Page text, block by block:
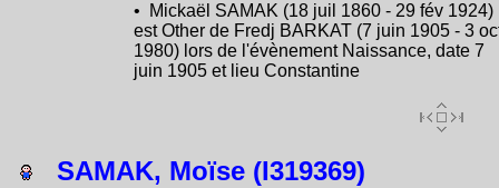
• Mickaël SAMAK (18 juil 1860 - 29 fév 1924)
est Other de Fredj BARKAT (7 juin 1905 - 3
1980) lors de l'évènement Naissance, date 7
juin 1905 et lieu Constantine
SAMAK, Moïse (I319369)